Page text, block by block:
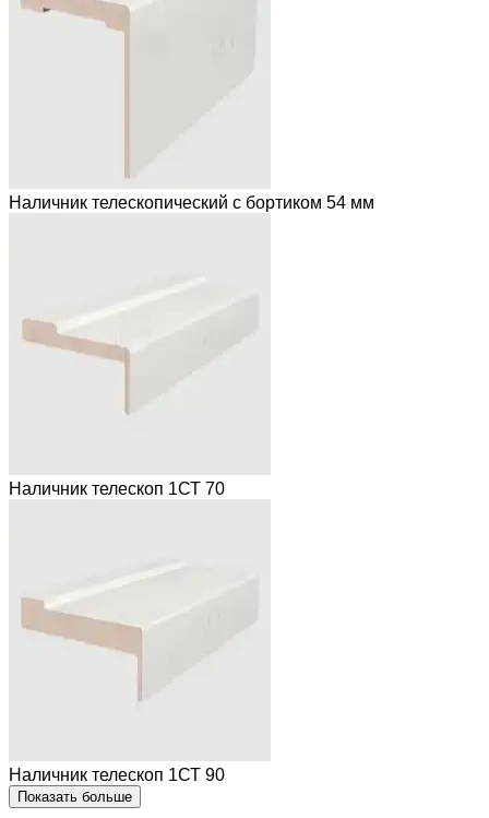
Наличник телескопический с бортиком 54 мм
Наличник телескоп 1СТ 70
Наличник телескоп 1СТ 90
Показать больше